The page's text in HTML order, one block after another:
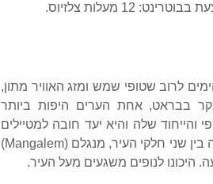
לרוב שטופי שמש ומזג האוויר מתון,
בבראט, אחת הערים היפות ביותר
שלה והיא יעד חובה למטיילים
הנוסעים אל אלבניה עם ילדים או בכלל. התכוננו להליכה בין שני חלקי העיר, מנגלם (Mangalem)